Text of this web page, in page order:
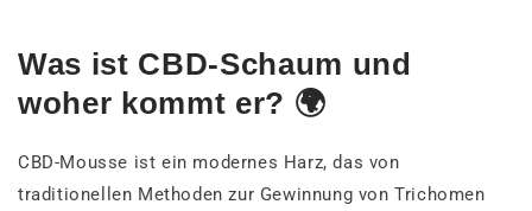
Was ist CBD-Schaum und
woher kommt er? 🌍
CBD-Mousse ist ein modernes Harz, das von
traditionellen Methoden zur Gewinnung von Trichomen